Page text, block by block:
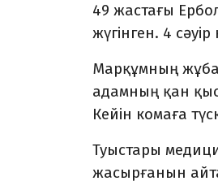
49 жастағы
жүгінген. 4
Марқұмның
адамның қан
Кейін комаға
Туыстары
жасырғанын